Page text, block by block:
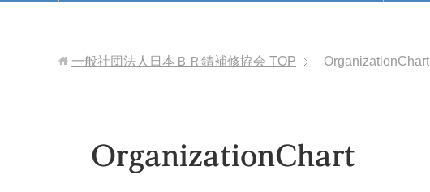
一般社団法人日本ＢＲ錆補修協会 TOP OrganizationChart
OrganizationChart